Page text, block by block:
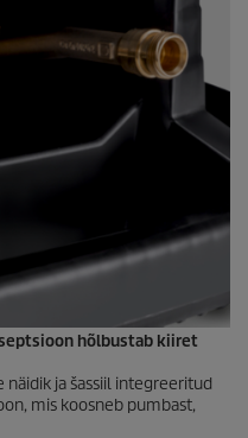
hõlbustab kiiret
ja šassiil integreeritud
mis koosneb pumbast,